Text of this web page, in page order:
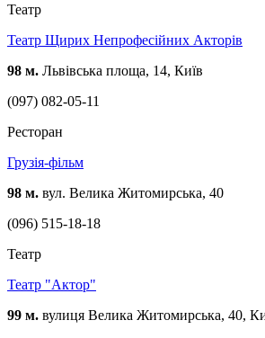
Театр
Театр Щирих Непрофесійних Акторів
98 м. Львівська площа, 14, Київ
(097) 082-05-11
Ресторан
Грузія-фільм
98 м. вул. Велика Житомирська, 40
(096) 515-18-18
Театр
Театр "Актор"
99 м. вулиця Велика Житомирська, 40,